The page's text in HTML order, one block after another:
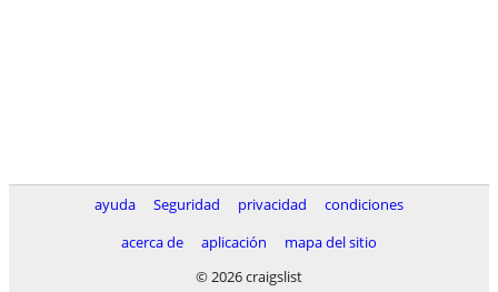
ayuda Seguridad privacidad
condiciones
acerca de
aplicación
mapa del sitio
© 2026 craigslist